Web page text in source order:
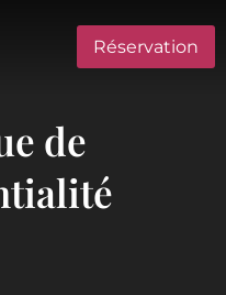
Réservation
de